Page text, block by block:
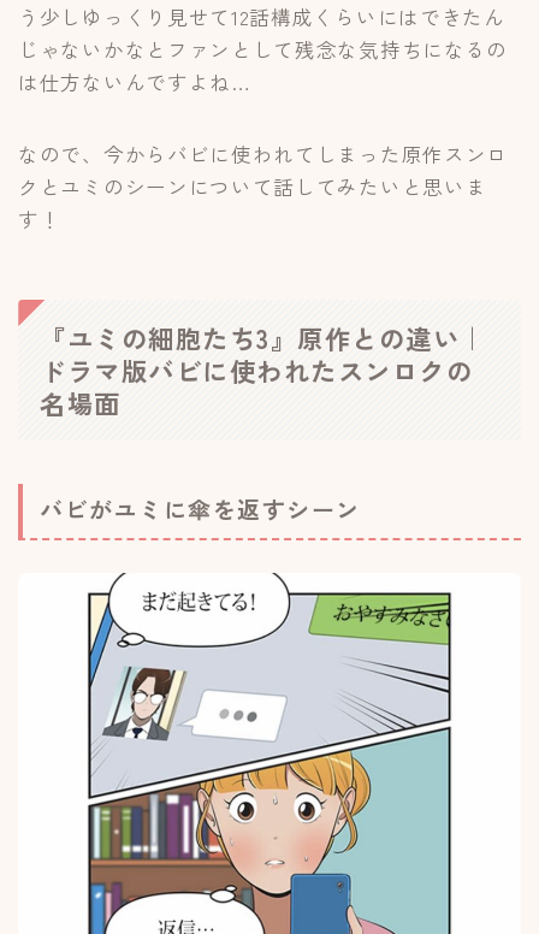
う少しゆっくり見せて12話構成くらいにはできたん
じゃないかなとファンとして残念な気持ちになるの
は仕方ないんですよね…
なので、今からバビに使われてしまった原作スンロ
クとユミのシーンについて話してみたいと思いま
す！
『ユミの細胞たち3』原作との違い｜
ドラマ版バビに使われたスンロクの
名場面
バビがユミに傘を返すシーン